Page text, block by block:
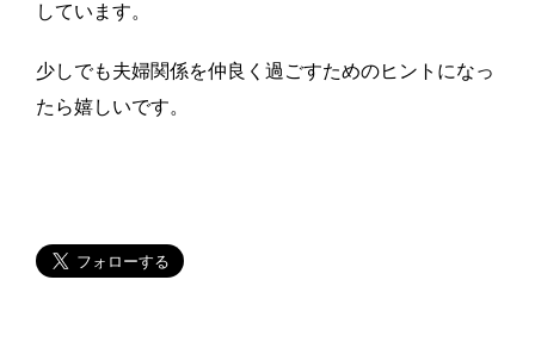
しています。
少しでも夫婦関係を仲良く過ごすためのヒントになっ
たら嬉しいです。